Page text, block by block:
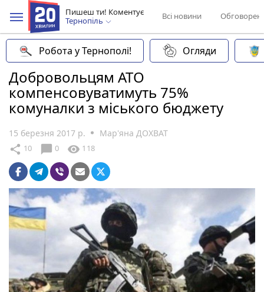
Пишеш ти! Коментує
Тернопіль
Всі новини
Робота у Тернополі! Огляди
Добровольцям АТО
компенсовуватимуть 75%
комуналки з міського бюджету
15 березня 2017 р. Мар'яна ДОХВАТ
share 10 chat_bubble 0 visibility 118